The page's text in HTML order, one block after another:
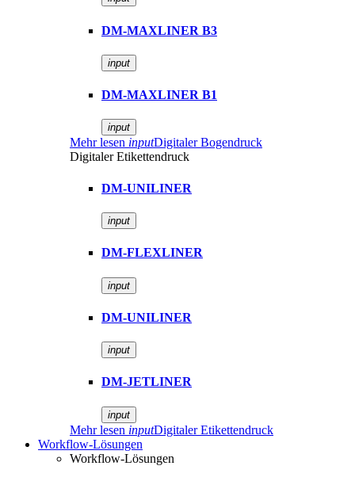
DM-MAXLINER B3
input
DM-MAXLINER B1
input
Mehr lesen inputDigitaler Bogendruck
Digitaler Etikettendruck
DM-UNILINER
input
DM-FLEXLINER
input
DM-UNILINER
input
DM-JETLINER
input
Mehr lesen inputDigitaler Etikettendruck
Workflow-Lösungen
Workflow-Lösungen